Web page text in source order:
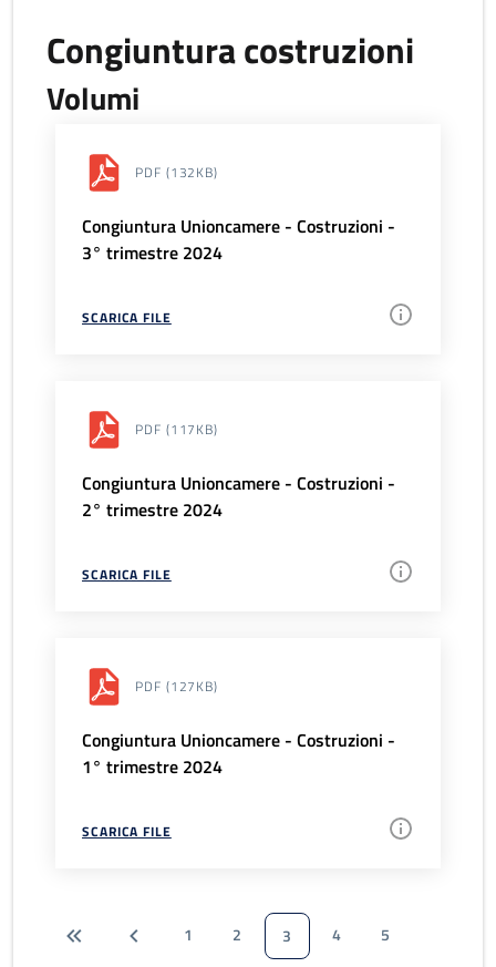
Congiuntura costruzioni
Volumi
PDF (132KB)
Congiuntura Unioncamere - Costruzioni -
3° trimestre 2024
SCARICA FILE
PDF (117KB)
Congiuntura Unioncamere - Costruzioni -
2° trimestre 2024
SCARICA FILE
PDF (127KB)
Congiuntura Unioncamere - Costruzioni -
1° trimestre 2024
SCARICA FILE
1 2 3 4
5